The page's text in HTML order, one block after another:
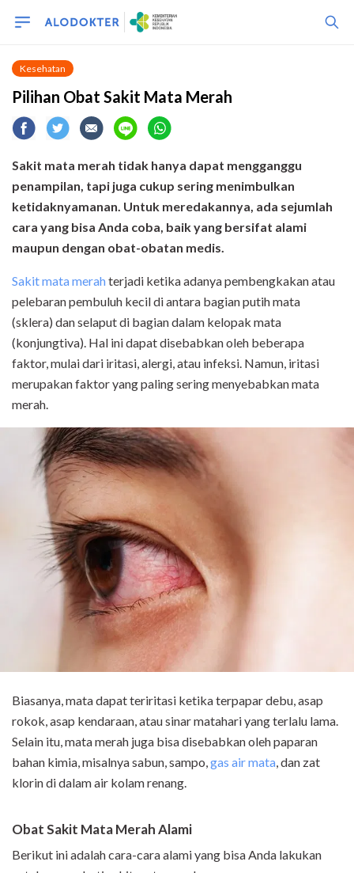
Kesehatan
Pilihan Obat Sakit Mata Merah
Sakit mata merah tidak hanya dapat mengganggu
penampilan, tapi juga cukup sering menimbulkan
ketidaknyamanan. Untuk meredakannya, ada sejumlah
cara yang bisa Anda coba, baik yang bersifat alami
maupun dengan obat-obatan medis.
Sakit mata merahterjadi ketika adanya pembengkakan atau
pelebaran pembuluh kecil di antara bagian putih mata
(sklera) dan selaput di bagian dalam kelopak mata
(konjungtiva). Hal ini dapat disebabkan oleh beberapa
faktor, mulai dari iritasi, alergi, atau infeksi. Namun, iritasi
merupakan faktor yang paling sering menyebabkan mata
merah.
Biasanya, mata dapat teriritasi ketika terpapar debu, asap
rokok, asap kendaraan, atau sinar matahari yang terlalu lama.
Selain itu, mata merah juga bisa disebabkan oleh paparan
bahan kimia, misalnya sabun, sampo,gas air mata, dan zat
klorin di dalam air kolam renang.
Obat Sakit Mata Merah Alami
Berikut ini adalah cara-cara alami yang bisa Anda lakukan